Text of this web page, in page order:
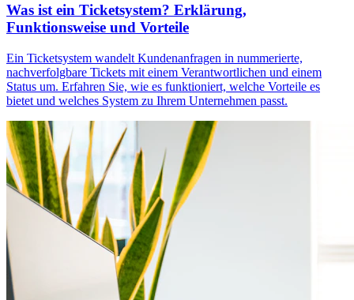
Was ist ein Ticketsystem? Erklärung,
Funktionsweise und Vorteile
Ein Ticketsystem wandelt Kundenanfragen in nummerierte,
nachverfolgbare Tickets mit einem Verantwortlichen und einem
Status um. Erfahren Sie, wie es funktioniert, welche Vorteile es
bietet und welches System zu Ihrem Unternehmen passt.